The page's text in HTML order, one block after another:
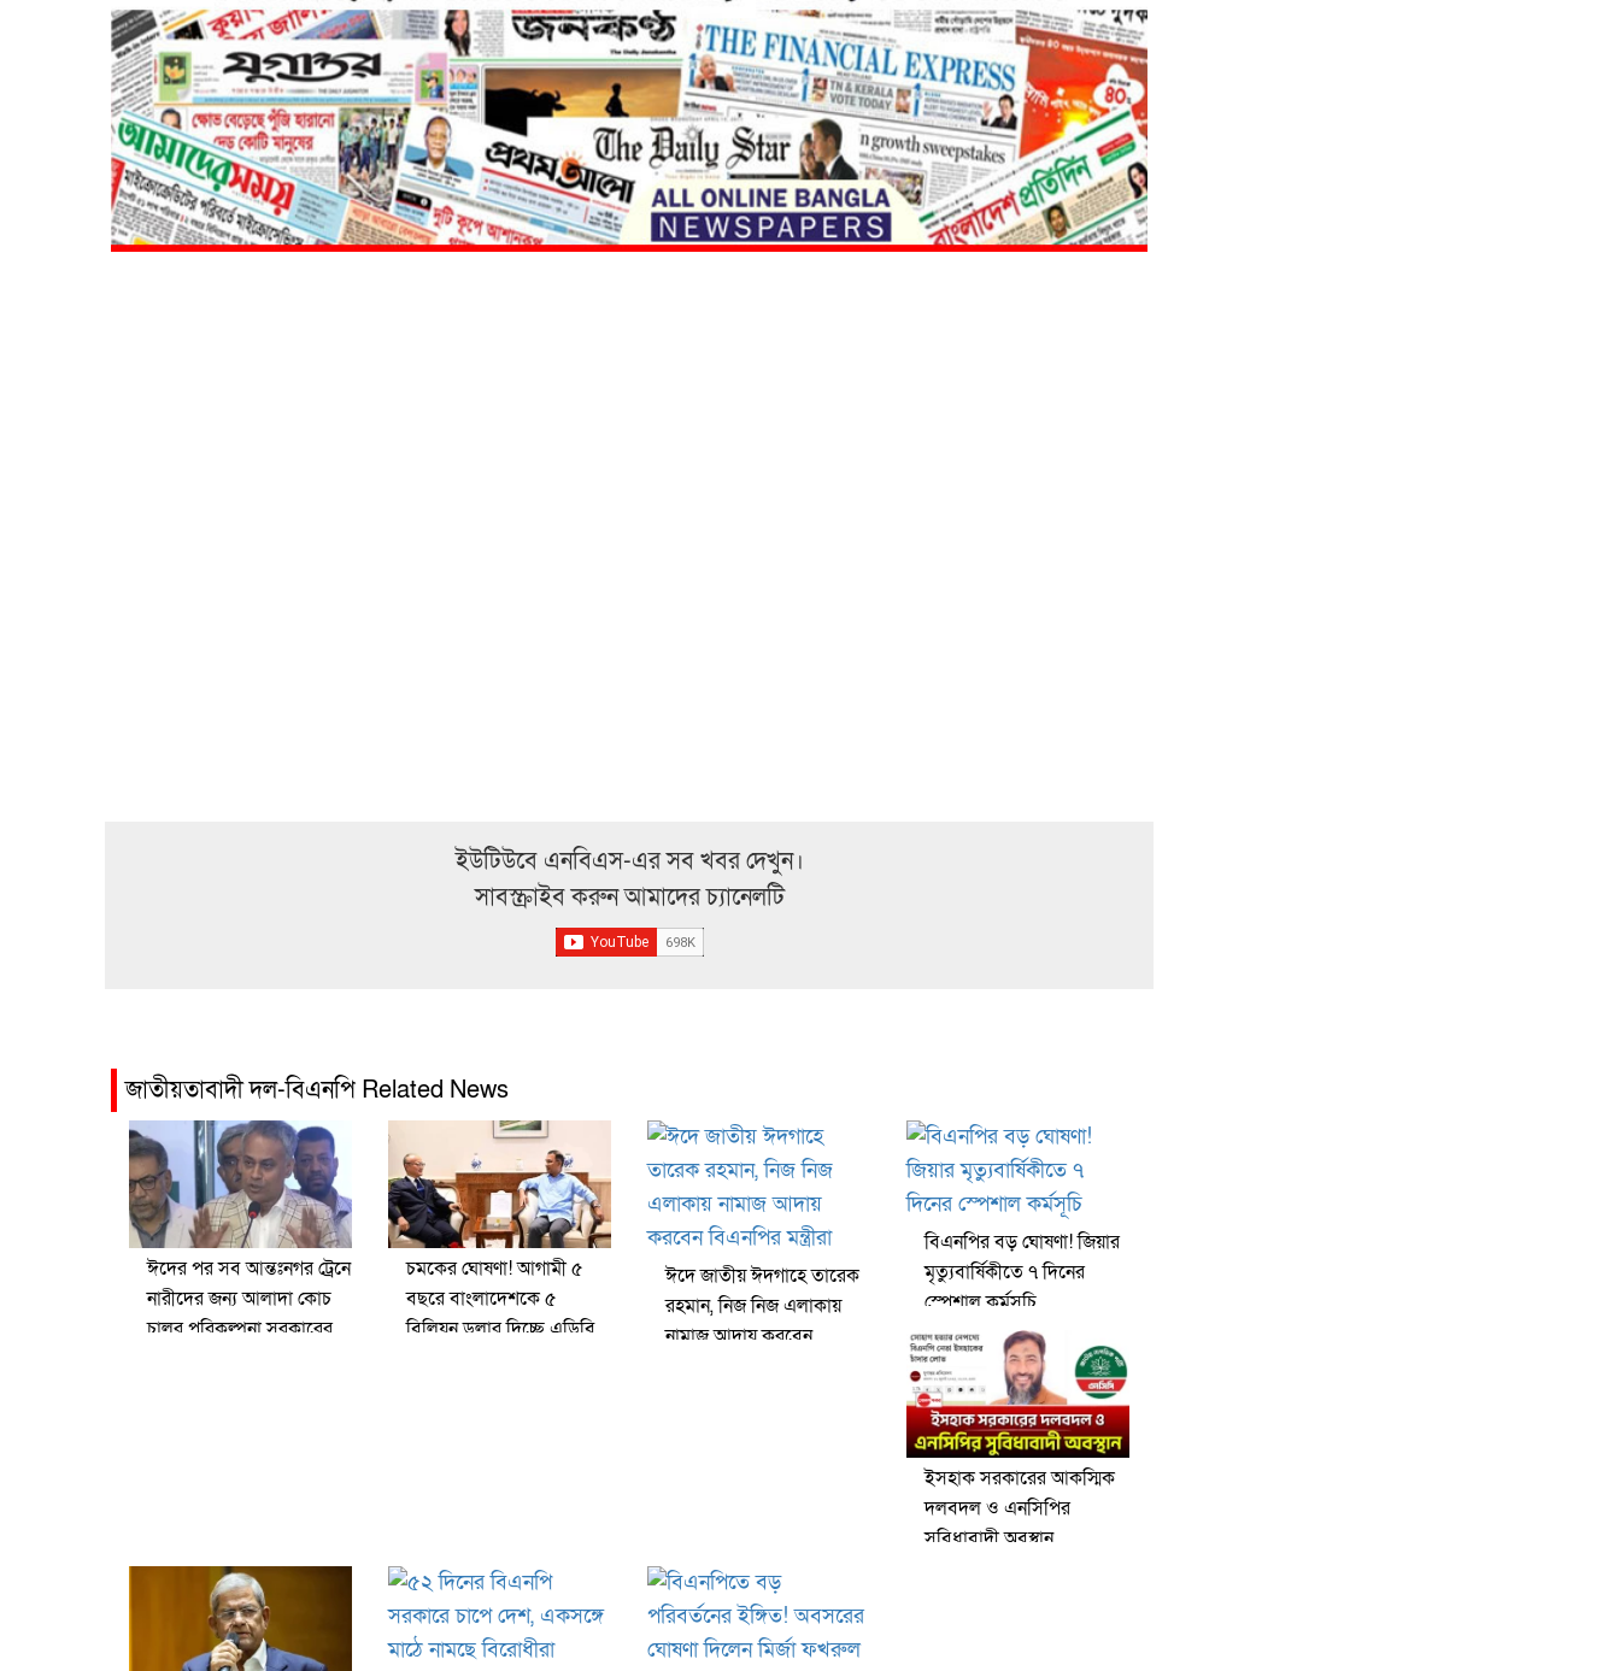
ইউটিউবে এনবিএস-এর সব খবর দেখুন।
সাবস্ক্রাইব করুন আমাদের চ্যানেলটি
জাতীয়তাবাদী দল-বিএনপি Related News
ঈদের পর সব আন্তঃনগর ট্রেনে
নারীদের জন্য আলাদা কোচ
চালুর পরিকল্পনা সরকারের
চমকের ঘোষণা! আগামী ৫
বছরে বাংলাদেশকে ৫
বিলিয়ন ডলার দিচ্ছে এডিবি
ঈদে জাতীয় ঈদগাহে তারেক
রহমান, নিজ নিজ এলাকায়
নামাজ আদায় করবেন
বিএনপির বড় ঘোষণা! জিয়ার
মৃত্যুবার্ষিকীতে ৭ দিনের
স্পেশাল কর্মসূচি
ইসহাক সরকারের আকস্মিক
দলবদল ও এনসিপির
সুবিধাবাদী অবস্থান